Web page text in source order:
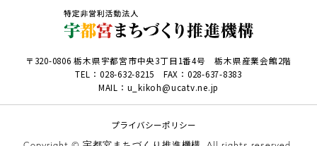
〒320-0806 栃木県宇都宮市中央3丁目1番4号 栃木県産業会館2階
TEL：028-632-8215 FAX：028-637-8383
MAIL：u_kikoh@ucatv.ne.jp
プライバシーポリシー